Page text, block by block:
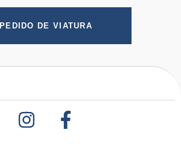
PEDIDO DE VIATURA